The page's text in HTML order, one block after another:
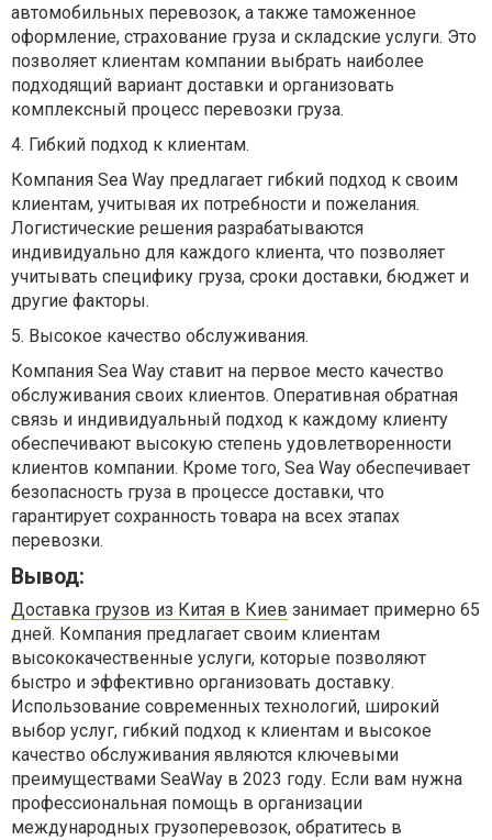
автомобильных перевозок, а также таможенное
оформление, страхование груза и складские услуги. Это
позволяет клиентам компании выбрать наиболее
подходящий вариант доставки и организовать
комплексный процесс перевозки груза.
4. Гибкий подход к клиентам.
Компания Sea Way предлагает гибкий подход к своим
клиентам, учитывая их потребности и пожелания.
Логистические решения разрабатываются
индивидуально для каждого клиента, что позволяет
учитывать специфику груза, сроки доставки, бюджет и
другие факторы.
5. Высокое качество обслуживания.
Компания Sea Way ставит на первое место качество
обслуживания своих клиентов. Оперативная обратная
связь и индивидуальный подход к каждому клиенту
обеспечивают высокую степень удовлетворенности
клиентов компании. Кроме того, Sea Way обеспечивает
безопасность груза в процессе доставки, что
гарантирует сохранность товара на всех этапах
перевозки.
Вывод:
Доставка грузов из Китая в Киев занимает примерно 65
дней. Компания предлагает своим клиентам
высококачественные услуги, которые позволяют
быстро и эффективно организовать доставку.
Использование современных технологий, широкий
выбор услуг, гибкий подход к клиентам и высокое
качество обслуживания являются ключевыми
преимуществами SeaWay в 2023 году. Если вам нужна
профессиональная помощь в организации
международных грузоперевозок, обратитесь в